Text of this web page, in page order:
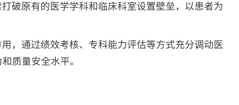
破原有的医学学科和临床科室设置壁垒，以患者为
，通过绩效考核、专科能力评估等方式充分调动医
质量安全水平。